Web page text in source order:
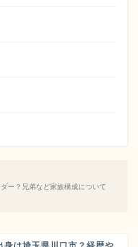
ー？兄弟など家族構成について